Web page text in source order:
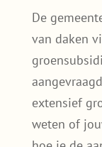
Draag
de
de
Woon je in
of